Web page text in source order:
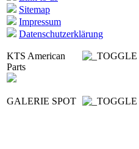
Sitemap
Impressum
Datenschutzerklärung
KTS American
Parts
GALERIE SPOT